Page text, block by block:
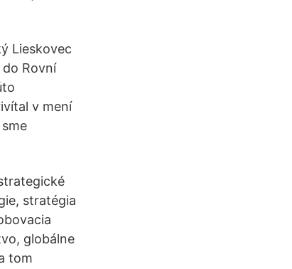
Lieskovec
Rovní
v mení
stratégia
globálne
tom